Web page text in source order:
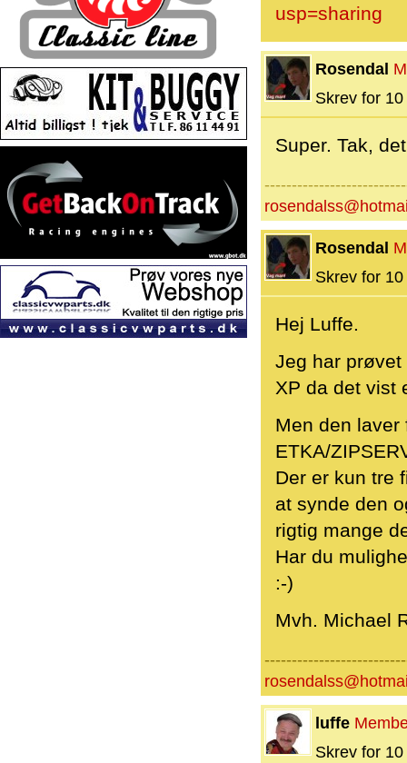
usp=sharing
Rosendal
Skrev for
Super. Tak,
Rosendal
Skrev for
Hej Luffe.
Jeg har
XP da det vist
Men den
ETKA/
Der er kun tre
at synde den
rigtig mange
Har du
:-)
Mvh. Michael
luffe
Skrev for